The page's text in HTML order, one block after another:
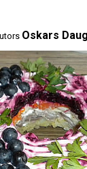
Oskars